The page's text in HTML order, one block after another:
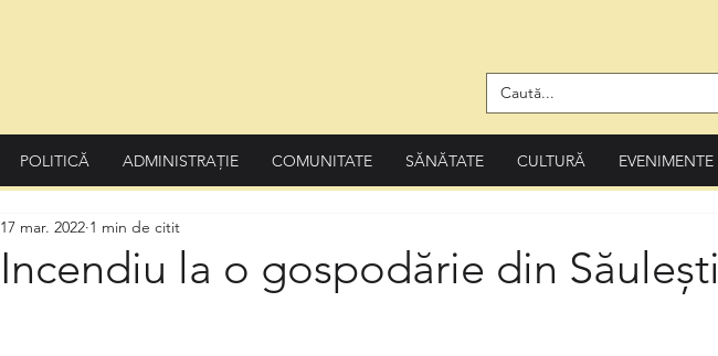
POLITICĂ ADMINISTRAȚIE COMUNITATE SĂNĂTATE CULTURĂ EVENIMENTE
Incendiu la o gospodărie din Săulești
17 mar. 2022 1 min de citit